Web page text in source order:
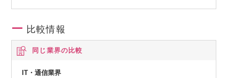
比較情報
同じ業界の比較
IT・通信業界